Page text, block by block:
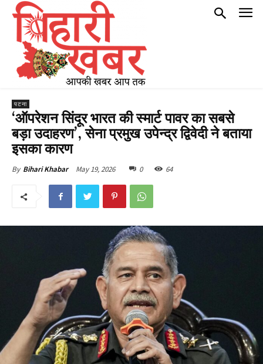
पटना
‘ऑपरेशन सिंदूर भारत की स्मार्ट पावर का सबसे
बड़ा उदाहरण’, सेना प्रमुख उपेन्द्र द्विवेदी ने बताया
इसका कारण
By Bihari Khabar May 19, 2026 0 64